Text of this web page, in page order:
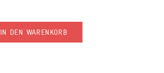
IN DEN WARENKORB